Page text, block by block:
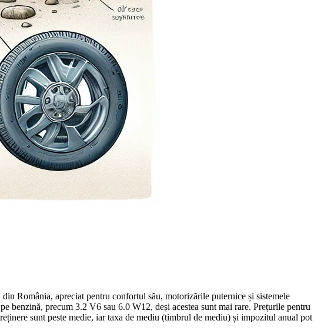
România, apreciat pentru confortul său, motorizările puternice și sistemele
benzină, precum 3.2 V6 sau 6.0 W12, deși acestea sunt mai rare. Prețurile pentru
sunt peste medie, iar taxa de mediu (timbrul de mediu) și impozitul anual pot